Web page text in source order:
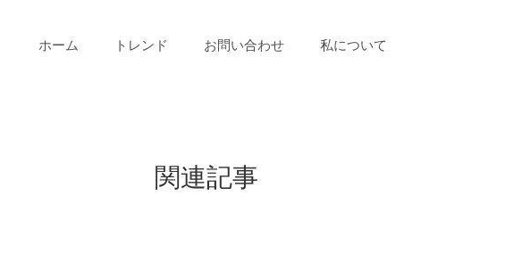
ホーム トレンド お問い合わせ 私について
関連記事